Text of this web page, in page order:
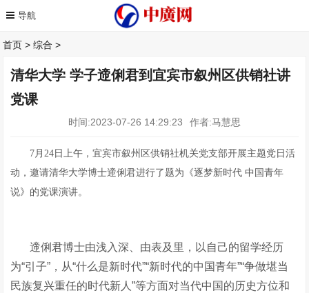
首页 >综合 >
清华大学 学子遆俐君到宜宾市叙州区供销社讲
党课
时间:2023-07-26 14:29:23 作者:马慧思
7月24日上午，宜宾市叙州区供销社机关党支部开展主题党日活
动，邀请清华大学博士遆俐君进行了题为《逐梦新时代 中国青年
说》的党课演讲。
遆俐君博士由浅入深、由表及里，以自己的留学经历
为“引子”，从“什么是新时代”“新时代的中国青年”“争做堪当
民族复兴重任的时代新人”等方面对当代中国的历史方位和